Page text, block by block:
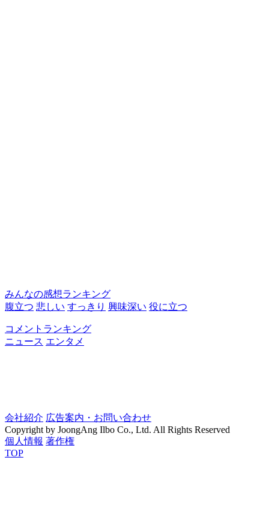
みんなの感想ランキング
腹立つ 悲しい すっきり 興味深い 役に立つ
コメントランキング
ニュース エンタメ
会社紹介 広告案内・お問い合わせ
Copyright by JoongAng Ilbo Co., Ltd. All Rights Reserved
個人情報 著作権
TOP